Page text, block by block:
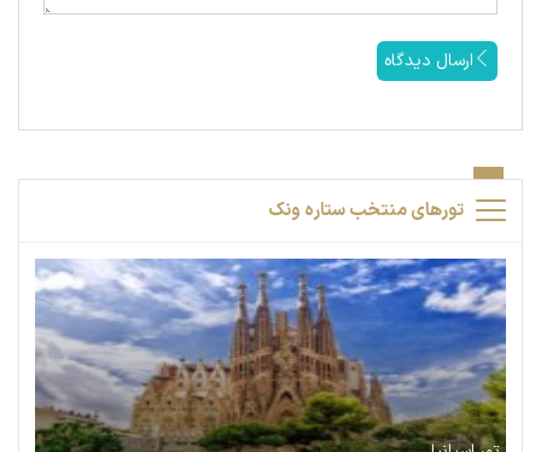
ارسال دیدگاه
تورهای منتخب ستاره ونک